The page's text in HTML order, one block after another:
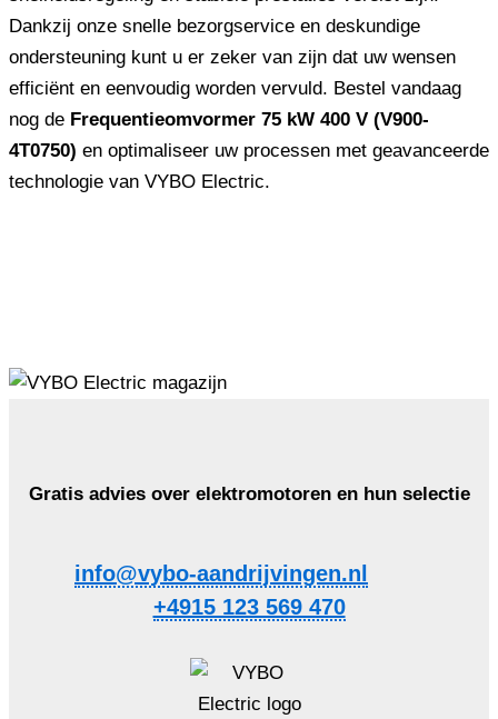
Dankzij onze snelle bezorgservice en deskundige
ondersteuning kunt u er zeker van zijn dat uw wensen
efficiënt en eenvoudig worden vervuld. Bestel vandaag
nog de Frequentieomvormer 75 kW 400 V (V900-
4T0750) en optimaliseer uw processen met geavanceerde
technologie van VYBO Electric.
Gratis advies over elektromotoren en hun selectie
info@vybo-aandrijvingen.nl
+4915 123 569 470